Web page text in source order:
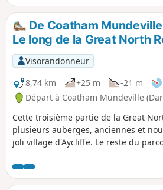
De Coatham
Le long de la Great North
Visorandonneur
8,74 km
+25 m -21 m
Départ à Coatham Mundeville
Cette troisième partie de la Great
plusieurs auberges, anciennes et
joli village d'Aycliffe. Le reste du
et est donc ombragé en été.